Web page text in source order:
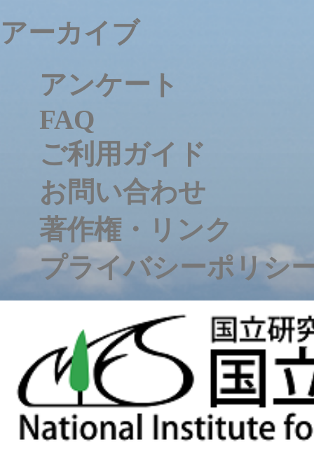
アーカイブ
アンケート
FAQ
ご利用ガイド
お問い合わせ
著作権・リンク
プライバシーポリシ